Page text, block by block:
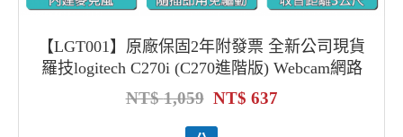
【LGT001】原廠保固2年附發票 全新公司現貨
羅技logitech C270i (C270進階版) Webcam網路
攝影機 視訊鏡頭麥克風
1,059 637